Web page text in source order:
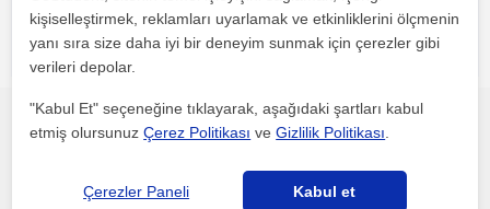
Bu profili paylaş veya e-posta ile gönder
kişiselleştirmek, reklamları uyarlamak ve etkinliklerini ölçmenin
yanı sıra size daha iyi bir deneyim sunmak için çerezler gibi
verileri depolar.
"Kabul Et" seçeneğine tıklayarak, aşağıdaki şartları kabul
etmiş olursunuzÇerez Politikası veGizlilik Politikası
Çerezler Paneli Kabul et